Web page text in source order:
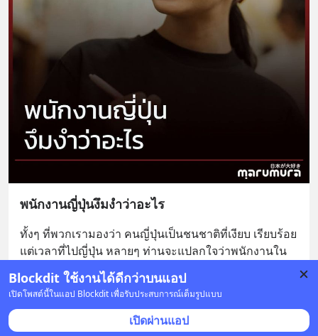
Blockdit ใช้งานได้ดีกว่าบนแอป
เปิดโพสต์นี้ในแอป Blockdit เพื่อรับประสบการณ์เต็มรูปแบบ
เปิดผ่านแอป
พนักงานญี่ปุ่น​งึมงำว่าอะไร
ทั้งๆ ที่พวกเรามองว่า คนญี่ปุ่นเป็นชนชาติที่เงียบ เรียบร้อย
แต่เวลาที่ไปญี่ปุ่น หลายๆ ท่านจะแปลกใจว่าพนักงานใน
ร้านญี่ปุ่นจะพูดอะไรไม่รู้ใส่เราเยอะมาก
6
82 บันทึก 99 3 91